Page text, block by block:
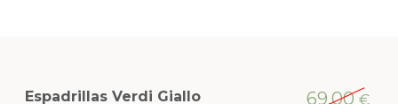
Espadrillas Verdi Giallo 69,00€